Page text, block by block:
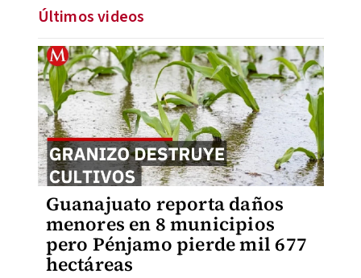
Últimos videos
Guanajuato reporta daños
menores en 8 municipios
pero Pénjamo pierde mil 677
hectáreas